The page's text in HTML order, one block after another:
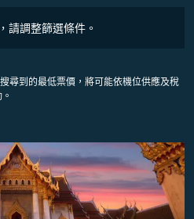
請調整篩選條件。
尋到的最低票價，將可能依機位供應及稅